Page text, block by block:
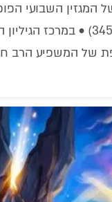
המגזין השבועי
חסידית' (גיליון 345) • במרכז
של המשפיע הרב